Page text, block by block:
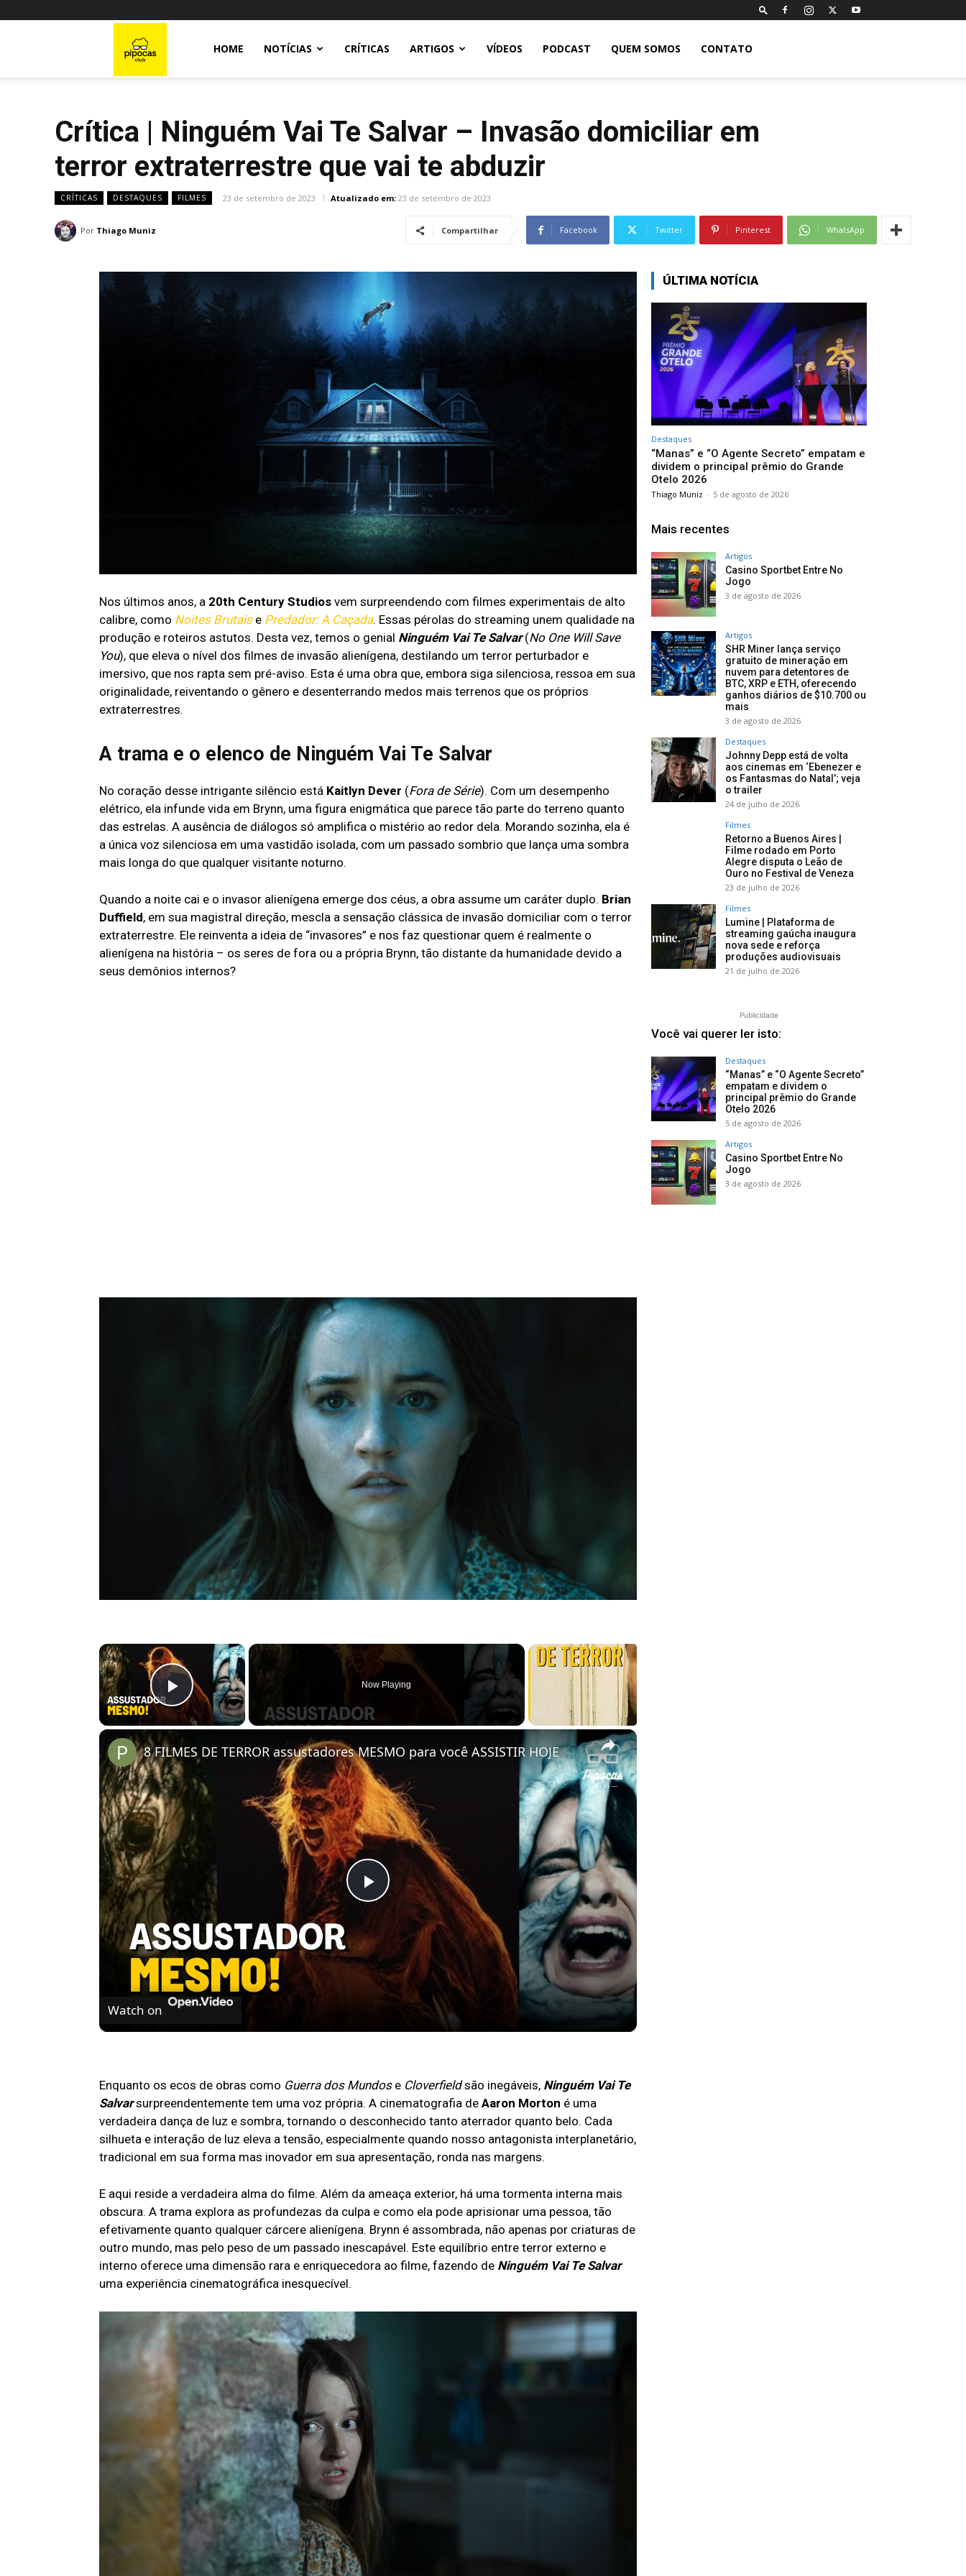
HOME NOTÍCIAS CRÍTICAS ARTIGOS VÍDEOS PODCAST QUEM SOMOS CONTATO
Crítica | Ninguém Vai Te Salvar – Invasão domiciliar em
terror extraterrestre que vai te abduzir
CRÍTICAS DESTAQUES FILMES 23 de setembro de 2023 Atualizado em: 23 de setembro de 2023
Por Thiago Muniz Compartilhar Facebook Twitter Pinterest WhatsApp
Nos últimos anos, a 20th Century Studios vem surpreendendo com filmes experimentais de alto
calibre, como Noites Brutaise Predador: A Caçada. Essas pérolas do streaming unem qualidade na
produção e roteiros astutos. Desta vez, temos o genial Ninguém Vai Te Salvar(No One Will Save
You), que eleva o nível dos filmes de invasão alienígena, destilando um terror perturbador e
imersivo, que nos rapta sem pré-aviso. Esta é uma obra que, embora siga silenciosa, ressoa em sua
originalidade, reiventando o gênero e desenterrando medos mais terrenos que os próprios
extraterrestres.
A trama e o elenco de Ninguém Vai Te Salvar
No coração desse intrigante silêncio está Kaitlyn Dever (Fora de Série). Com um desempenho
elétrico, ela infunde vida em Brynn, uma figura enigmática que parece tão parte do terreno quanto
das estrelas. A ausência de diálogos só amplifica o mistério ao redor dela. Morando sozinha, ela é
a única voz silenciosa em uma vastidão isolada, com um passado sombrio que lança uma sombra
mais longa do que qualquer visitante noturno.
Quando a noite cai e o invasor alienígena emerge dos céus, a obra assume um caráter duplo. Brian
Duffield, em sua magistral direção, mescla a sensação clássica de invasão domiciliar com o terror
extraterrestre. Ele reinventa a ideia de “invasores” e nos faz questionar quem é realmente o
alienígena na história – os seres de fora ou a própria Brynn, tão distante da humanidade devido a
seus demônios internos?
×
Play Video
Now Playing
×
Play
Video
8 FILMES DE TERROR assustadores MESMO para você ASSISTIR HOJE
Watch on
Enquanto os ecos de obras como Guerra dos Mundose Cloverfieldsão inegáveis, Ninguém Vai Te
Salvarsurpreendentemente tem uma voz própria. A cinematografia de Aaron Morton é uma
verdadeira dança de luz e sombra, tornando o desconhecido tanto aterrador quanto belo. Cada
silhueta e interação de luz eleva a tensão, especialmente quando nosso antagonista interplanetário,
tradicional em sua forma mas inovador em sua apresentação, ronda nas margens.
E aqui reside a verdadeira alma do filme. Além da ameaça exterior, há uma tormenta interna mais
obscura. A trama explora as profundezas da culpa e como ela pode aprisionar uma pessoa, tão
efetivamente quanto qualquer cárcere alienígena. Brynn é assombrada, não apenas por criaturas de
outro mundo, mas pelo peso de um passado inescapável. Este equilíbrio entre terror externo e
interno oferece uma dimensão rara e enriquecedora ao filme, fazendo de Ninguém Vai Te Salvar
uma experiência cinematográfica inesquecível.
ÚLTIMA NOTÍCIA
Destaques
“Manas” e “O Agente Secreto” empatam e
dividem o principal prêmio do Grande
Otelo 2026
Thiago Muniz - 5 de agosto de 2026
Mais recentes
Artigos
Casino Sportbet Entre No
Jogo
3 de agosto de 2026
Artigos
SHR Miner lança serviço
gratuito de mineração em
nuvem para detentores de
BTC, XRP e ETH, oferecendo
ganhos diários de $10.700 ou
mais
3 de agosto de 2026
Destaques
Johnny Depp está de volta
aos cinemas em ‘Ebenezer e
os Fantasmas do Natal’; veja
o trailer
24 de julho de 2026
Filmes
Retorno a Buenos Aires |
Filme rodado em Porto
Alegre disputa o Leão de
Ouro no Festival de Veneza
23 de julho de 2026
Filmes
Lumine | Plataforma de
streaming gaúcha inaugura
nova sede e reforça
produções audiovisuais
21 de julho de 2026
Publicidade
Você vai querer ler isto:
Destaques
“Manas” e “O Agente Secreto”
empatam e dividem o
principal prêmio do Grande
Otelo 2026
5 de agosto de 2026
Artigos
Casino Sportbet Entre No
Jogo
3 de agosto de 2026